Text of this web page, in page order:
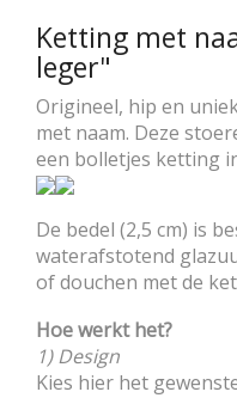
Ketting met
leger"
Origineel, hip en
met naam. Deze
een bolletjes ketting
De bedel (2,5 cm) is
waterafstotend
of douchen met de
Hoe werkt het?
1) Design
Kies hier het